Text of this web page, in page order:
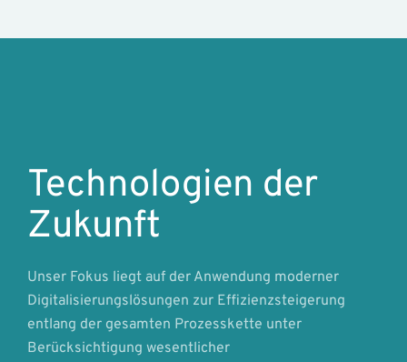
Technologien der
Zukunft
Unser Fokus liegt auf der Anwendung moderner
Digitalisierungslösungen zur Effizienzsteigerung
entlang der gesamten Prozesskette unter
Berücksichtigung wesentlicher